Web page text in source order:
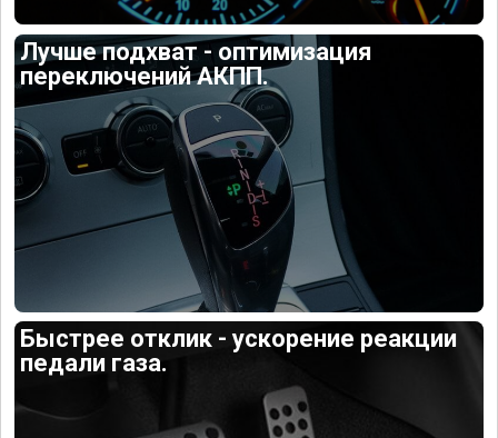
Лучше подхват - оптимизация
переключений АКПП.
Быстрее отклик - ускорение реакции
педали газа.